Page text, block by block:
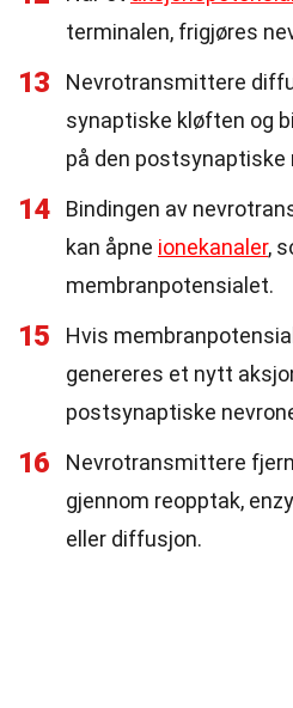
terminalen, frigjøres
13
Nevrotransmittere
synaptiske kløften og
på den postsynaptiske
14
Bindingen av
kan åpne ionekanaler,
membranpotensialet.
15
Hvis
genereres et nytt
postsynaptiske
16
Nevrotransmittere
gjennom reopptak,
eller diffusjon.